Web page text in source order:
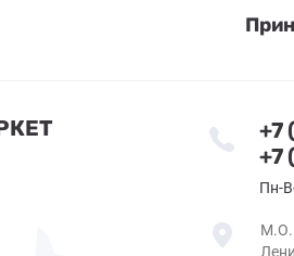
+7
+7
Пн-
М.О.